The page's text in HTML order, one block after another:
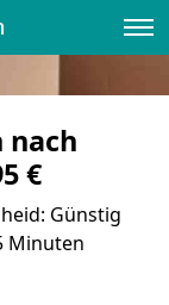
nach
€
Günstig
Minuten